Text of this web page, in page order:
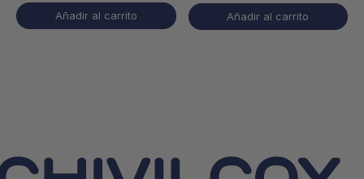
Añadir al carrito
$1.260.
Añadir al carrito